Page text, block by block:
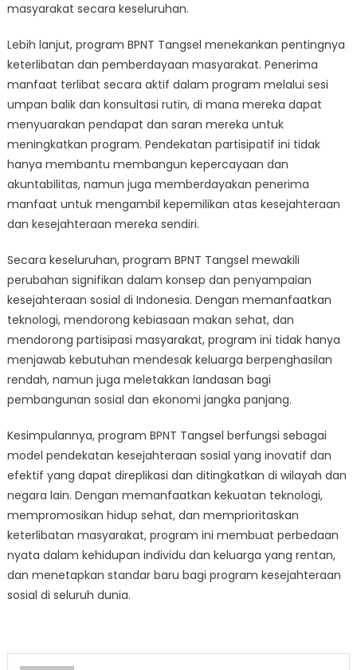
masyarakat secara keseluruhan.
Lebih lanjut, program BPNT Tangsel menekankan pentingnya
keterlibatan dan pemberdayaan masyarakat. Penerima
manfaat terlibat secara aktif dalam program melalui sesi
umpan balik dan konsultasi rutin, di mana mereka dapat
menyuarakan pendapat dan saran mereka untuk
meningkatkan program. Pendekatan partisipatif ini tidak
hanya membantu membangun kepercayaan dan
akuntabilitas, namun juga memberdayakan penerima
manfaat untuk mengambil kepemilikan atas kesejahteraan
dan kesejahteraan mereka sendiri.
Secara keseluruhan, program BPNT Tangsel mewakili
perubahan signifikan dalam konsep dan penyampaian
kesejahteraan sosial di Indonesia. Dengan memanfaatkan
teknologi, mendorong kebiasaan makan sehat, dan
mendorong partisipasi masyarakat, program ini tidak hanya
menjawab kebutuhan mendesak keluarga berpenghasilan
rendah, namun juga meletakkan landasan bagi
pembangunan sosial dan ekonomi jangka panjang.
Kesimpulannya, program BPNT Tangsel berfungsi sebagai
model pendekatan kesejahteraan sosial yang inovatif dan
efektif yang dapat direplikasi dan ditingkatkan di wilayah dan
negara lain. Dengan memanfaatkan kekuatan teknologi,
mempromosikan hidup sehat, dan memprioritaskan
keterlibatan masyarakat, program ini membuat perbedaan
nyata dalam kehidupan individu dan keluarga yang rentan,
dan menetapkan standar baru bagi program kesejahteraan
sosial di seluruh dunia.